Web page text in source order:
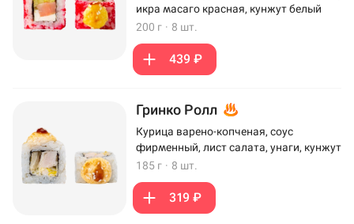
икра масаго красная, кунжут белый
200 г · 8 шт.
439 ₽
Гринко Ролл
Курица варено-копченая, соус
фирменный, лист салата, унаги, кунжут
185 г · 8 шт.
319 ₽